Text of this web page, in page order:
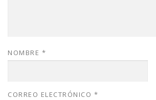
NOMBRE *
CORREO ELECTRÓNICO *